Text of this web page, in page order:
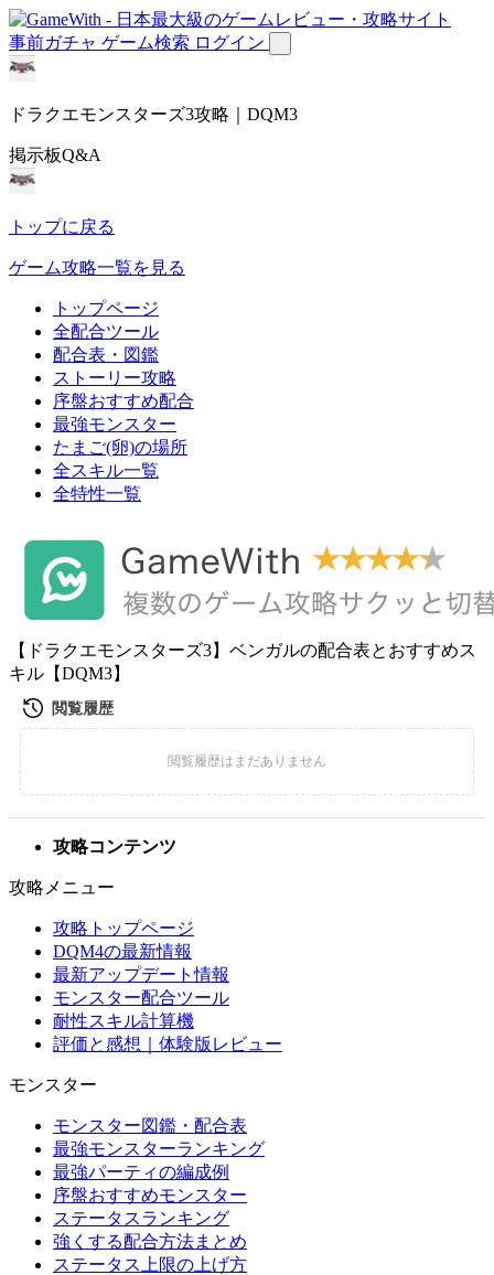
事前ガチャ ゲーム検索 ログイン
ドラクエモンスターズ3攻略｜DQM3
掲示板Q&A
トップに戻る
ゲーム攻略一覧を見る
トップページ
全配合ツール
配合表・図鑑
ストーリー攻略
序盤おすすめ配合
最強モンスター
たまご(卵)の場所
全スキル一覧
全特性一覧
【ドラクエモンスターズ3】ベンガルの配合表とおすすめス
キル【DQM3】
攻略コンテンツ
攻略メニュー
攻略トップページ
DQM4の最新情報
最新アップデート情報
モンスター配合ツール
耐性スキル計算機
評価と感想｜体験版レビュー
モンスター
モンスター図鑑・配合表
最強モンスターランキング
最強パーティの編成例
序盤おすすめモンスター
ステータスランキング
強くする配合方法まとめ
ステータス上限の上げ方